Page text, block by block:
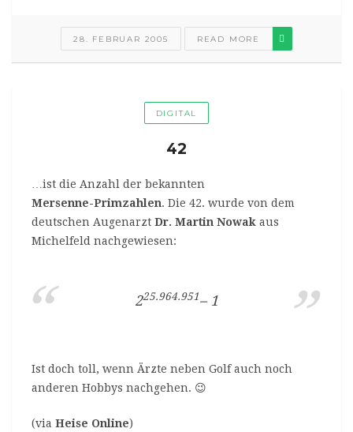
28. FEBRUAR 2005 READ MORE
DIGITAL
42
…ist die Anzahl der bekannten
Mersenne-Primzahlen. Die 42. wurde von dem
deutschen Augenarzt Dr. Martin Nowak aus
Michelfeld nachgewiesen:
225.964.951– 1
Ist doch toll, wenn Ärzte neben Golf auch noch
anderen Hobbys nachgehen. 😉
(via Heise Online)